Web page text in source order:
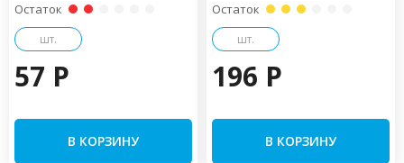
Остаток
шт.
57 P
В КОРЗИНУ
Остаток
шт.
196 P
В КОРЗИНУ